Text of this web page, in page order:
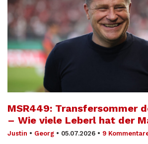
MSR449: Transfersommer
– Wie viele Leberl hat der
Justin • Georg • 05.07.2026 • 9